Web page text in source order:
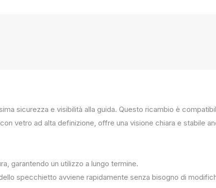
sicurezza e visibilità alla guida. Questo ricambio è
vetro ad alta definizione, offre una visione chiara e stabile
garantendo un utilizzo a lungo termine.
specchietto avviene rapidamente senza bisogno di